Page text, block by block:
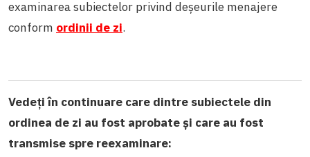
examinarea subiectelor privind deșeurile menajere
conform ordinii de zi.
Vedeți în continuare care dintre subiectele din
ordinea de zi au fost aprobate și care au fost
transmise spre reexaminare: